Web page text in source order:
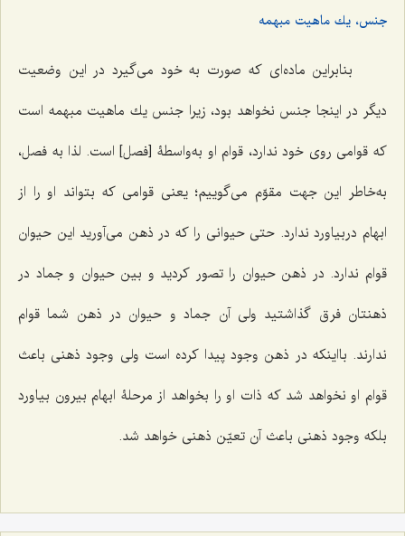
جنس، یك ماهیت مبهمه
بنابراین ماده‌اى كه صورت به خود مى‌گیرد در این وضعیت
دیگر در اینجا جنس نخواهد بود، زیرا جنس یك ماهیت مبهمه است
كه قوامى روى خود ندارد، قوام او به‌واسطۀ [فصل] است. لذا به فصل،
به‌خاطر این جهت مقوّم مى‌گوییم؛ یعنى قوامى كه بتواند او را از
ابهام دربیاورد ندارد. حتى حیوانى را كه در ذهن مى‌آورید این حیوان
قوام ندارد. در ذهن حیوان را تصور كردید و بین حیوان و جماد در
ذهنتان فرق گذاشتید ولى آن جماد و حیوان در ذهن شما قوام
ندارند. بااینكه در ذهن وجود پیدا كرده است ولى وجود ذهنی باعث
قوام او نخواهد شد كه ذات او را بخواهد از مرحلۀ ابهام بیرون بیاورد
بلكه وجود ذهنی باعث آن تعیّن ذهنى خواهد شد.